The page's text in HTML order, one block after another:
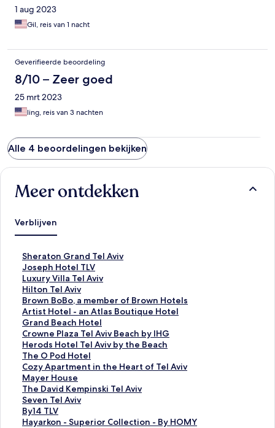
1 aug 2023
Gil, reis van 1 nacht
Geverifieerde beoordeling
8/10 – Zeer goed
25 mrt 2023
ling, reis van 3 nachten
Alle 4 beoordelingen bekijken
Meer ontdekken
Verblijven
Sheraton Grand Tel Aviv
L
i
n
k
o
p
e
n
t
d
e
p
a
g
i
n
Joseph Hotel TLV
L
i
n
k
o
p
e
n
t
d
e
p
a
g
i
Luxury Villa Tel Aviv
L
i
n
k
o
p
e
n
t
d
e
p
a
g
Hilton Tel Aviv
L
i
n
k
o
p
e
n
t
d
e
p
a
Brown BoBo, a member of Brown Hotels
L
i
n
k
o
p
e
n
t
d
e
p
Artist Hotel - an Atlas Boutique Hotel
L
i
n
k
o
p
e
n
t
d
e
Grand Beach Hotel
L
i
n
k
o
p
e
n
t
d
Crowne Plaza Tel Aviv Beach by IHG
L
i
n
k
o
p
e
n
t
Herods Hotel Tel Aviv by the Beach
L
i
n
k
o
p
e
n
The O Pod Hotel
L
i
n
k
o
p
e
Cozy Apartment in the Heart of Tel Aviv
L
i
n
k
o
p
Mayer House
L
i
n
k
o
The David Kempinski Tel Aviv
L
i
n
k
Seven Tel Aviv
L
i
n
By14 TLV
L
iHayarkon - Superior Collection - By HOMY
L